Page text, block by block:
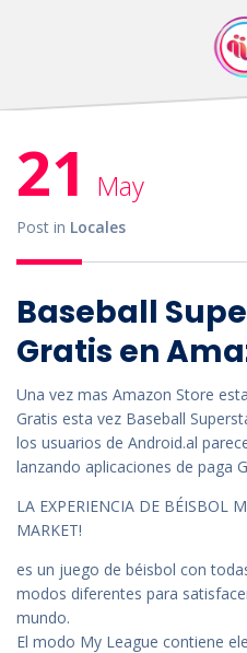
21 May
Post in Locales
Baseball
Gratis en
Una vez mas Amazon Store
Gratis esta vez Baseball
los usuarios de Android.al
lanzando aplicaciones de paga
LA EXPERIENCIA DE BÉISBOL
MARKET!
es un juego de béisbol con
modos diferentes para
mundo.
El modo My League contiene